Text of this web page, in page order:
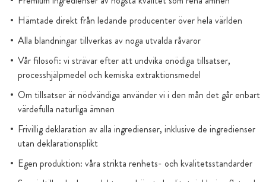
Hämtade direkt från ledande producenter över hela världen
Alla blandningar tillverkas av noga utvalda råvaror
Vår filosofi: vi strävar efter att undvika onödiga tillsatser,
processhjälpmedel och kemiska extraktionsmedel
Om tillsatser är nödvändiga använder vi i den mån det går enbart
värdefulla naturliga ämnen
Frivillig deklaration av alla ingredienser, inklusive de ingredienser
utan deklarationsplikt
Egen produktion: våra strikta renhets- och kvalitetsstandarder